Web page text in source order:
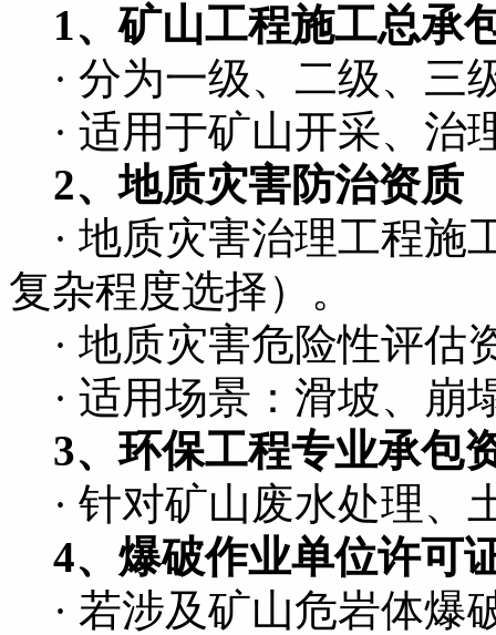
1、矿山工程施工总承
· 分为一级、二级、三
· 适用于矿山开采、治
2、地质灾害防治资质
· 地质灾害治理工程施
复杂程度选择）。
· 地质灾害危险性评估
· 适用场景：滑坡、崩
3、环保工程专业承包
· 针对矿山废水处理、
4、爆破作业单位许可
· 若涉及矿山危岩体爆